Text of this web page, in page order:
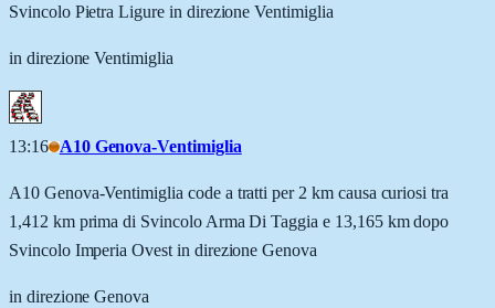
Svincolo Pietra Ligure in direzione Ventimiglia
in direzione Ventimiglia
13:16 A10 Genova-Ventimiglia
A10 Genova-Ventimiglia code a tratti per 2 km causa curiosi tra
1,412 km prima di Svincolo Arma Di Taggia e 13,165 km dopo
Svincolo Imperia Ovest in direzione Genova
in direzione Genova